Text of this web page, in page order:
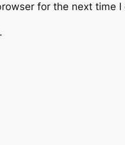
for the next time I